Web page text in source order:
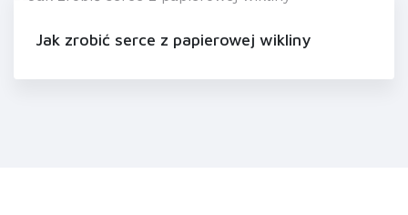
Jak zrobić serce z papierowej wikliny